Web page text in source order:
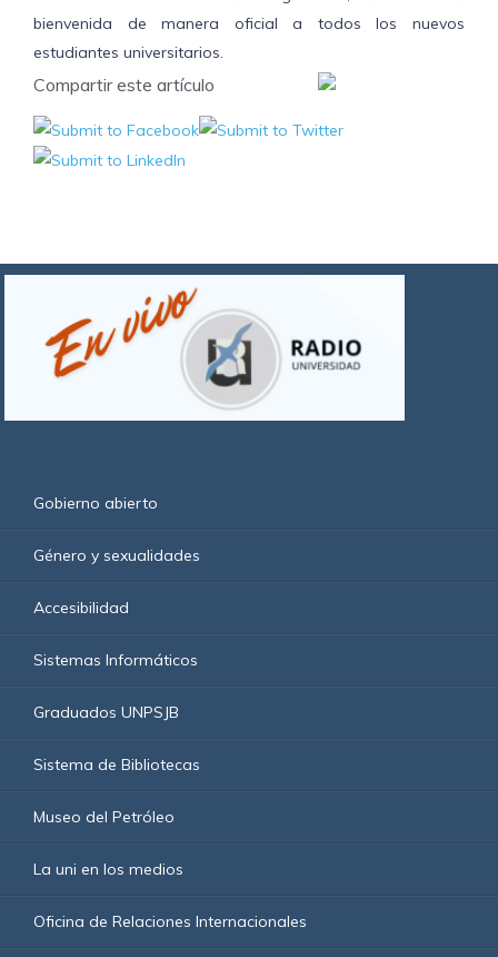
bienvenida de manera oficial a todos los nuevos
estudiantes universitarios.
Compartir este artículo
Gobierno abierto
Género y sexualidades
Accesibilidad
Sistemas Informáticos
Graduados UNPSJB
Sistema de Bibliotecas
Museo del Petróleo
La uni en los medios
Oficina de Relaciones Internacionales